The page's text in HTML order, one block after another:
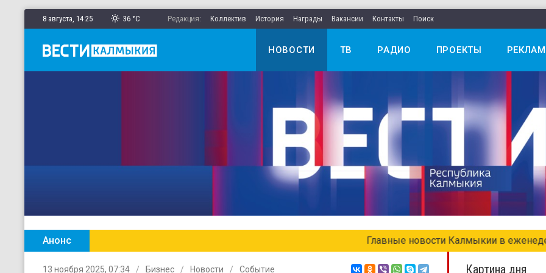
8 августа, 14 25 36 °C Редакция: Коллектив История Награды Вакансии Контакты Поиск
НОВОСТИ ТВ РАДИО ПРОЕКТЫ
Анонс Главные новости Калмыкии в еженедельном выпуске «Местное время. Воскресенье»
13 ноября 2025, 07:34 Бизнес Новости Событие Картина дня